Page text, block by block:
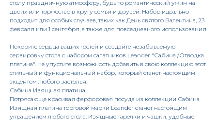
столу праздничную атмосферу, будь то романтический ужин на
двоих или торжество в кругу семьи и друзей. Набор идеально
подходит для особых случаев, таких как День святого Валентина, 23
февраля или 1 сентября, а также для повседневного использования.
Покорите сердца ваших гостей и создайте незабываемую
сервировку стола с набором салатников Leander "Сабина /Отводка
платина". Не упустите возможность добавить в свою коллекцию этот
стильный и функциональный набор, который станет настоящим
акцентом любого застолья.
Сабина Изящная платина
Потрясающе красивая фарфоровая посуда из коллекции Сабина
Изящная платина торговой марки Leander станет настоящим
украшением любого стола. Изящные тарелки и чашки, удобные